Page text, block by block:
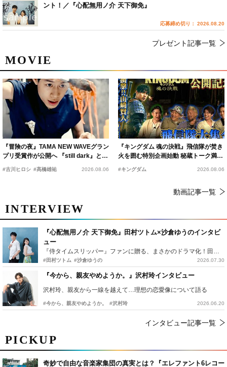
PICKUP
奇妙で自由な音楽家集団の真実とは？『エレファント6レコー
MOVIE
『冒険の夜』TAMA NEW WAVEグラン
プリ受賞作が公開へ 『still dark』と同
時上映決定
#古川ヒロシ #髙橋雄祐 2026.08.06
『キングダム 魂の決戦』飛信隊が焚き
火を囲む特別企画始動 秘蔵トーク満載
の“キングダムキャンプ”開催
#キングダム 2026.08.06
動画記事一覧
INTERVIEW
『心配無用ノ介 天下御免』田村ツトム×沙倉ゆうのインタビ
ュー
『侍タイムスリッパー』ファンに贈る、まさかのドラマ化！田村ツトム×沙倉ゆうのが語る『心配無用ノ介』撮影秘話
#田村ツトム #沙倉ゆうの 2026.07.30
『今から、親友やめようか。』沢村玲インタビュー
沢村玲、親友から一線を越えて…理想の恋愛像について語る
#今から、親友やめようか。 #沢村玲 2026.06.20
インタビュー記事一覧
ント！／『心配無用ノ介 天下御免』
応募締め切り： 2026.08.20
プレゼント記事一覧